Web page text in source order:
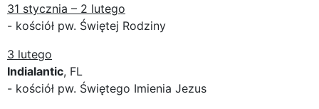
31 stycznia – 2 lutego
- kościół pw. Świętej Rodziny
3 lutego
Indialantic, FL
- kościół pw. Świętego Imienia Jezus